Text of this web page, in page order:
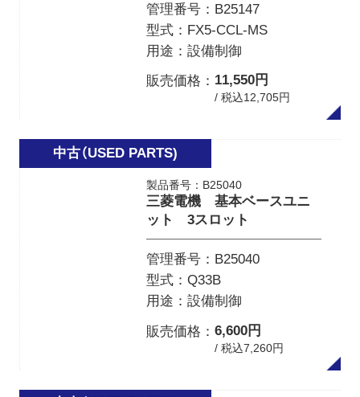
管理番号
B25147
型式
FX5-CCL-MS
用途
設備制御
販売価格
11,550円
/ 税込12,705円
製品番号：B25040
三菱電機 基本ベースユニ
ット 3スロット
管理番号
B25040
型式
Q33B
用途
設備制御
販売価格
6,600円
/ 税込7,260円